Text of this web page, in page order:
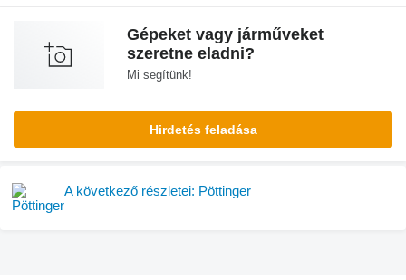
Gépeket vagy járműveket
szeretne eladni?
Mi segítünk!
Hirdetés feladása
A következő részletei: Pöttinger